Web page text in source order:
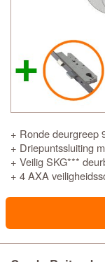
+ Ronde deurgreep
+ Driepuntssluiting
+ Veilig SKG***
+ 4 AXA